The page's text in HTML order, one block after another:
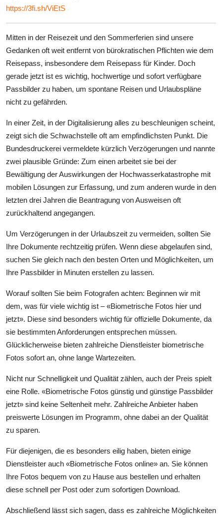
https://3fi.sh/ViEtS
Mitten in der Reisezeit und den Sommerferien sind unsere
Gedanken oft weit entfernt von bürokratischen Pflichten wie dem
Reisepass, insbesondere dem Reisepass für Kinder. Doch
gerade jetzt ist es wichtig, hochwertige und sofort verfügbare
Passbilder zu haben, um spontane Reisen und Urlaubspläne
nicht zu gefährden.
In einer Zeit, in der Digitalisierung alles zu beschleunigen scheint,
zeigt sich die Schwachstelle oft am empfindlichsten Punkt. Die
Bundesdruckerei vermeldete kürzlich Verzögerungen und nannte
zwei plausible Gründe: Zum einen arbeitet sie bei der
Bewältigung der Auswirkungen der Hochwasserkatastrophe mit
mobilen Lösungen zur Erfassung, und zum anderen wurde in den
letzten drei Jahren die Beantragung von Ausweisen oft
zurückhaltend angegangen.
Um Verzögerungen in der Urlaubszeit zu vermeiden, sollten Sie
Ihre Dokumente rechtzeitig prüfen. Wenn diese abgelaufen sind,
suchen Sie gleich nach den besten Orten und Möglichkeiten, um
Ihre Passbilder in Minuten erstellen zu lassen.
Worauf sollten Sie beim Fotografen achten: Beginnen wir mit
dem, was für viele wichtig ist – «Biometrische Fotos hier und
jetzt». Diese sind besonders wichtig für offizielle Dokumente, da
sie bestimmten Anforderungen entsprechen müssen.
Glücklicherweise bieten zahlreiche Dienstleister biometrische
Fotos sofort an, ohne lange Wartezeiten.
Nicht nur Schnelligkeit und Qualität zählen, auch der Preis spielt
eine Rolle. «Biometrische Fotos günstig und günstige Passbilder
jetzt» sind keine Seltenheit mehr. Zahlreiche Anbieter haben
preiswerte Lösungen im Programm, ohne dabei an der Qualität
zu sparen.
Für diejenigen, die es besonders eilig haben, bieten einige
Dienstleister auch «Biometrische Fotos online» an. Sie können
Ihre Fotos bequem von zu Hause aus bestellen und erhalten
diese schnell per Post oder zum sofortigen Download.
Abschließend lässt sich sagen, dass es zahlreiche Möglichkeiten